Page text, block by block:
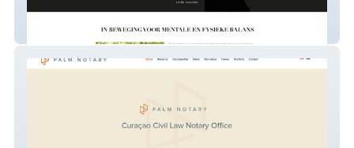
Empower Boxcoaching